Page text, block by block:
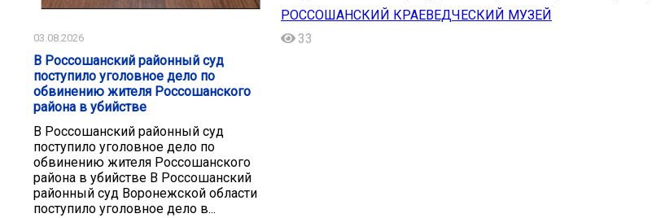
03.08.2026
В Россошанский районный суд
поступило уголовное дело по
обвинению жителя Россошанского
района в убийстве
В Россошанский районный суд
поступило уголовное дело по
обвинению жителя Россошанского
района в убийстве В Россошанский
районный суд Воронежской области
поступило уголовное дело в...
РОССОШАНСКИЙ КРАЕВЕДЧЕСКИЙ МУЗЕЙ
33